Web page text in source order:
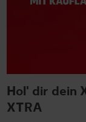
Hol' dir dein
XTRA